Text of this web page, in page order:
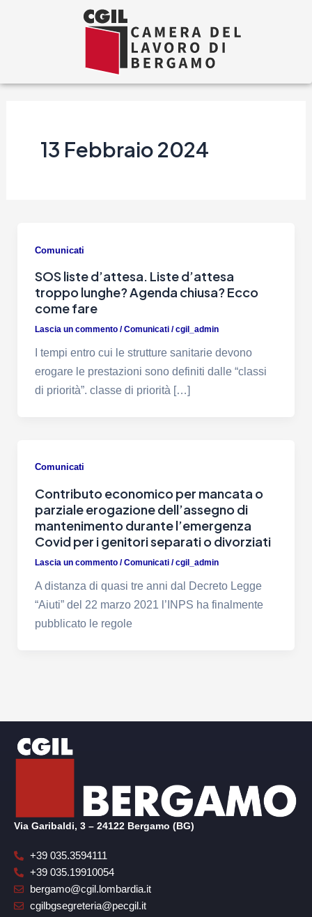
13 Febbraio 2024
Comunicati
SOS liste d’attesa. Liste d’attesa
troppo lunghe? Agenda chiusa? Ecco
come fare
Lascia un commento /Comunicati/cgil_admin
I tempi entro cui le strutture sanitarie devono
erogare le prestazioni sono definiti dalle “classi
di priorità”. classe di priorità […]
Comunicati
Contributo economico per mancata o
parziale erogazione dell’assegno di
mantenimento durante l’emergenza
Covid per i genitori separati o divorziati
Lascia un commento /Comunicati/cgil_admin
A distanza di quasi tre anni dal Decreto Legge
“Aiuti” del 22 marzo 2021 l’INPS ha finalmente
pubblicato le regole
Via Garibaldi, 3 – 24122 Bergamo (BG)
+39 035.3594111
+39 035.19910054
bergamo@cgil.lombardia.it
cgilbgsegreteria@pecgil.it